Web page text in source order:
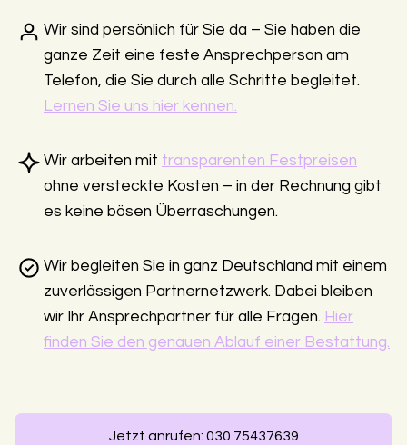
Wir sind persönlich für Sie da – Sie haben die
ganze Zeit eine feste Ansprechperson am
Telefon, die Sie durch alle Schritte begleitet.
Lernen Sie uns hier kennen.
Wir arbeiten mit transparenten Festpreisen
ohne versteckte Kosten – in der Rechnung gibt
es keine bösen Überraschungen.
Wir begleiten Sie in ganz Deutschland mit einem
zuverlässigen Partnernetzwerk. Dabei bleiben
wir Ihr Ansprechpartner für alle Fragen. Hier
finden Sie den genauen Ablauf einer Bestattung.
Jetzt anrufen: 030 75437639